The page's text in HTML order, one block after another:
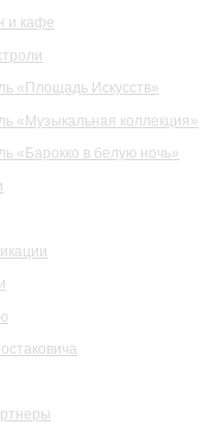
и кафе
«Площадь Искусств»
«Музыкальная коллекция»
«Барокко в белую ночь»